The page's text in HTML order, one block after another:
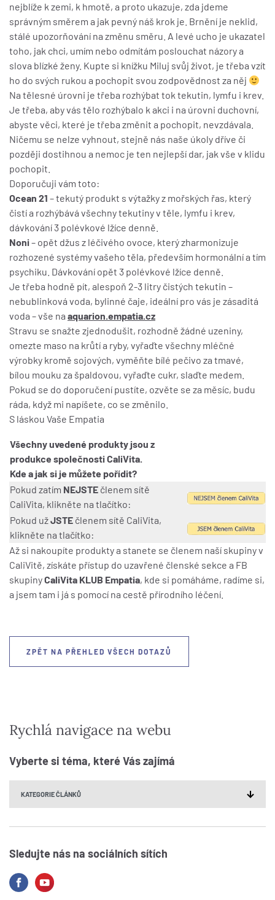
nejblíže k zemi, k hmotě, a proto ukazuje, zda jdeme
správným směrem a jak pevný náš krok je. Brnění je neklid,
stálé upozorňování na změnu směru. A levé ucho je ukazatel
toho, jak chci, umím nebo odmítám poslouchat názory a
slova blízké ženy. Kupte si knížku Miluj svůj život, je třeba vzít
ho do svých rukou a pochopit svou zodpovědnost za něj
Na tělesné úrovni je třeba rozhýbat tok tekutin, lymfu i krev.
Je třeba, aby vás tělo rozhýbalo k akci i na úrovni duchovní,
abyste věci, které je třeba změnit a pochopit, nevzdávala.
Ničemu se nelze vyhnout, stejně nás naše úkoly dříve či
později dostihnou a nemoc je ten nejlepší dar, jak vše v klidu
pochopit.
Doporučuji vám toto:
Ocean 21 – tekutý produkt s výtažky z mořských řas, který
čistí a rozhýbává všechny tekutiny v těle, lymfu i krev,
dávkování 3 polévkové lžíce denně.
Noni– opět džus z léčivého ovoce, který zharmonizuje
rozhozené systémy vašeho těla, především hormonální a tím
psychiku. Dávkování opět 3 polévkové lžíce denně.
Je třeba hodně pít, alespoň 2-3 litry čistých tekutin –
nebublinková voda, bylinné čaje, ideální pro vás je zásaditá
voda – vše na aquarion.empatia.cz
Stravu se snažte zjednodušit, rozhodně žádné uzeniny,
omezte maso na krůtí a ryby, vyřaďte všechny mléčné
výrobky kromě sojových, vyměňte bílé pečivo za tmavé,
bílou mouku za špaldovou, vyřaďte cukr, slaďte medem.
Pokud se do doporučení pustíte, ozvěte se za měsíc, budu
ráda, když mi napíšete, co se změnilo.
S láskou Vaše Empatia
Všechny uvedené produkty jsou z
produkce společnosti CaliVita.
Kde a jak si je můžete pořídit?
Pokud zatím NEJSTE členem sítě
CaliVita, klikněte na tlačítko:
Pokud užJSTE členem sítě CaliVita,
klikněte na tlačítko:
Až si nakoupíte produkty a stanete se členem naší skupiny v
CaliVitě, získáte přístup do uzavřené členské sekce a FB
skupinyCaliVita KLUB Empatia, kde si pomáháme, radíme si,
a jsem tam i já s pomocí na cestě přírodního léčení.
ZPĚT NA PŘEHLED VŠECH DOTAZŮ
Rychlá navigace na webu
Vyberte si téma, které Vás zajímá
Sledujte nás na sociálních sítích